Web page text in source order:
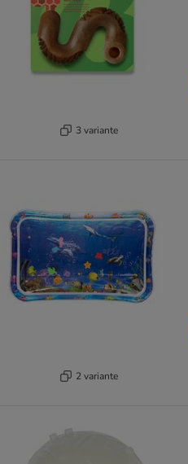
3 variante
2 variante